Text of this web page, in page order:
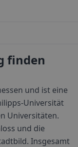
finden
und ist eine
Universität
Universitäten.
und die
Insgesamt